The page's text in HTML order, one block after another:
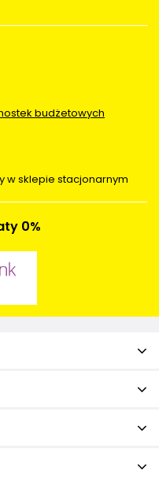
budżetowych
w sklepie stacjonarnym
0%